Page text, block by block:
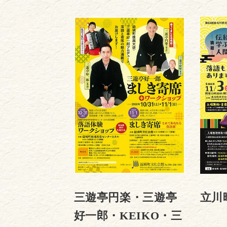
三遊亭円楽・三遊亭
好一郎・KEIKO・三
立川